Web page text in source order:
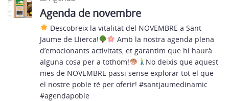
Agenda de novembre
Descobreix la vitalitat del NOVEMBRE a Sant
Jaume de Llierca!
Amb la nostra agenda plena
d’emocionants activitats, et garantim que hi haurà
alguna cosa per a tothom!
No deixis que aquest
mes de NOVEMBRE passi sense explorar tot el que
el nostre poble té per oferir! #santjaumedinamic
#agendapoble